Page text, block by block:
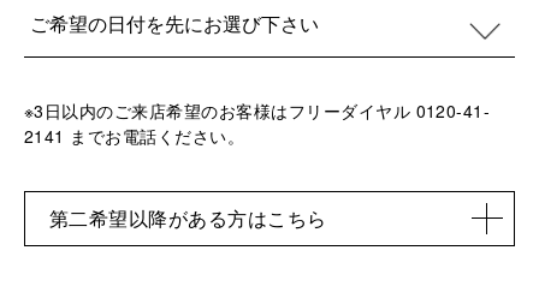
※3日以内のご来店希望のお客様はフリーダイヤル 0120-41-
2141 までお電話ください。
第二希望以降がある方はこちら